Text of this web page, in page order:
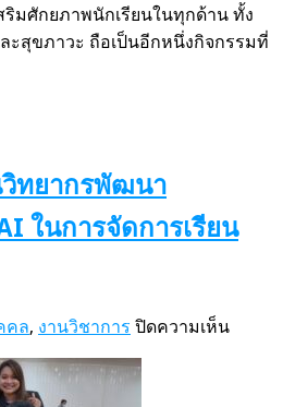
ช่วย
เหลือ
ริมศักยภาพนักเรียนในทุกด้าน ทั้ง
ะสุขภาวะ ถือเป็นอีกหนึ่งกิจกรรมที่
วิทยากรพัฒนา
ในการจัดการเรียน
คล, งานวิชาการ ปิดความเห็นบน